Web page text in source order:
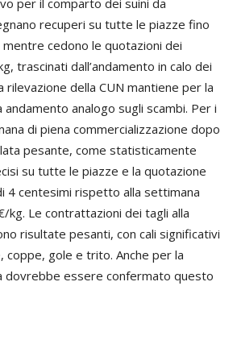
recuperi su tutte le piazze fino
mentre cedono le quotazioni dei
trascinati dall’andamento in calo dei
rilevazione della CUN mantiene per la
analogo sugli scambi. Per i
di piena commercializzazione dopo
pesante, come statisticamente
su tutte le piazze e la quotazione
4 centesimi rispetto alla settimana
kg. Le contrattazioni dei tagli alla
risultate pesanti, con cali significativi
coppe, gole e trito. Anche per la
dovrebbe essere confermato questo